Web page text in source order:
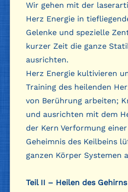
Wir gehen mit der
Herz Energie in
Gelenke und spezielle
kurzer Zeit die ganze
ausrichten.
Herz Energie kultivieren
Training des heilenden
von Berührung arbeiten;
und ausrichten mit dem
der Kern Verformung einer
Geheimnis des Keilbeins
ganzen Körper Systemen
Teil II – Heilen des Gehirns